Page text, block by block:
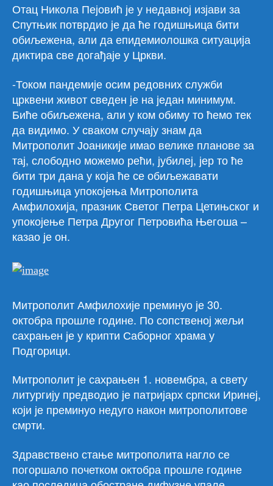
Отац Никола Пејовић је у недавној изјави за
Спутњик потврдио је да ће годишњица бити
обиљежена, али да епидемиолошка ситуација
диктира све догађаје у Цркви.
-Током пандемије осим редовних служби
црквени живот сведен је на један минимум.
Биће обиљежена, али у ком обиму то ћемо тек
да видимо. У сваком случају знам да
Митрополит Јоаникије имао велике планове за
тај, слободно можемо рећи, јубилеј, јер то ће
бити три дана у која ће се обиљежавати
годишњица упокојења Митрополита
Амфилохија, празник Светог Петра Цетињског и
упокојење Петра Другог Петровића Његоша –
казао је он.
Митрополит Амфилохије преминуо је 30.
oктобра прошле године. По сопственој жељи
сахрањен је у крипти Саборног храма у
Подгорици.
Митрополит је сахрањен 1. новембра, а свету
литургију предводио је патријарх српски Иринеј,
који је преминуо недуго након митрополитове
смрти.
Здравствено стање митрополита нагло се
погоршало почетком октобра прошле године